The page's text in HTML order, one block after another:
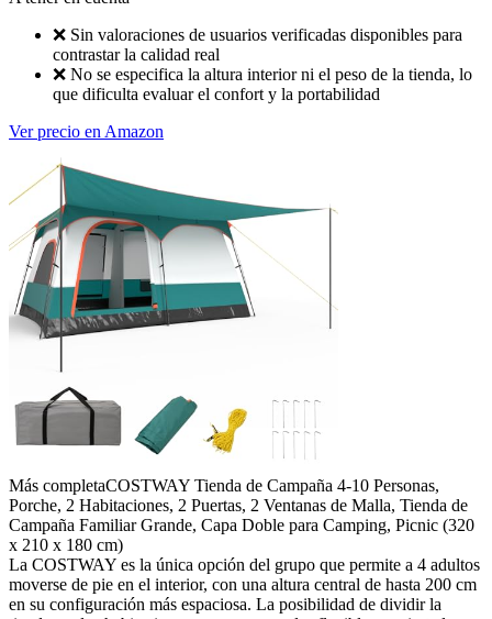
❌ Sin valoraciones de usuarios verificadas disponibles para
contrastar la calidad real
❌ No se especifica la altura interior ni el peso de la tienda, lo
que dificulta evaluar el confort y la portabilidad
Ver precio en Amazon
Más completaCOSTWAY Tienda de Campaña 4-10 Personas,
Porche, 2 Habitaciones, 2 Puertas, 2 Ventanas de Malla, Tienda de
Campaña Familiar Grande, Capa Doble para Camping, Picnic (320
x 210 x 180 cm)
La COSTWAY es la única opción del grupo que permite a 4 adultos
moverse de pie en el interior, con una altura central de hasta 200 cm
en su configuración más espaciosa. La posibilidad de dividir la